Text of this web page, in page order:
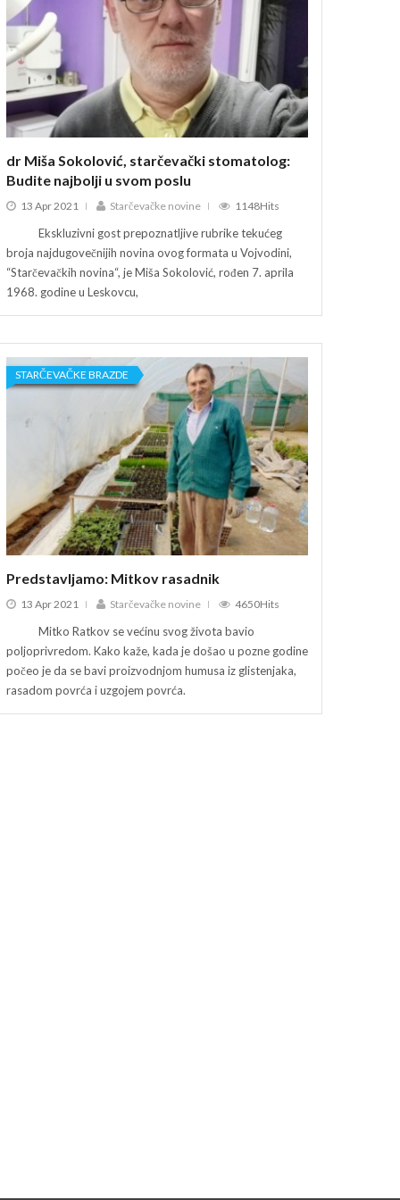
dr Miša Sokolović, starčevački stomatolog:
Budite najbolji u svom poslu
13 Apr 2021 Starčevačke novine 1148Hits
Ekskluzivni gost prepoznatljive rubrike tekućeg
broja najdugovečnijih novina ovog formata u Vojvodini,
“Starčevačkih novina“, je Miša Sokolović, rođen 7. aprila
1968. godine u Leskovcu,
STARČEVAČKE BRAZDE
Predstavljamo: Mitkov rasadnik
13 Apr 2021 Starčevačke novine 4650Hits
Mitko Ratkov se većinu svog života bavio
poljoprivredom. Kako kaže, kada je došao u pozne godine
počeo je da se bavi proizvodnjom humusa iz glistenjaka,
rasadom povrća i uzgojem povrća.